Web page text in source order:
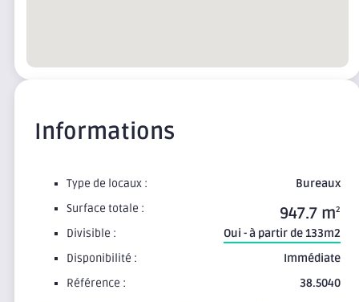
Informations
Type de locaux :
Bureaux
Surface totale :
947.7 m2
Divisible :
Oui - à partir de 133m2
Disponibilité :
Immédiate
Référence :
38.5040